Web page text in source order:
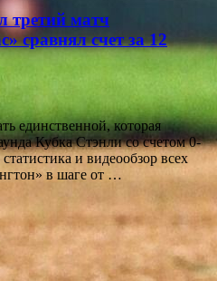
третий матч
сравнял счет за 12
единственной, которая
Кубка Стэнли со счетом 0-
и видеообзор всех
в шаге от …